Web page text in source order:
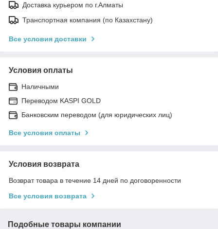
Доставка курьером по г.Алматы
Транспортная компания (по Казахстану)
Все условия доставки
Условия оплаты
Наличными
Переводом KASPI GOLD
Банковским переводом (для юридических лиц)
Все условия оплаты
Условия возврата
Возврат товара в течение 14 дней по договоренности
Все условия возврата
Подобные товары компании